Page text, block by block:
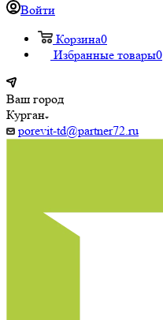
Войти
Корзина0
Избранные товары0
Ваш город
Курган
porevit-td@partner72.ru